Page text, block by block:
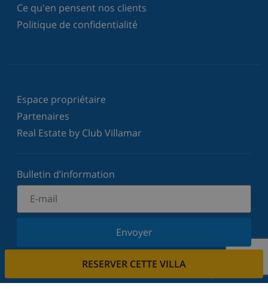
RESERVER CETTE VILLA
Ce qu'en pensent nos clients
Politique de confidentialité
Espace propriétaire
Partenaires
Real Estate by Club Villamar
Bulletin d’information
Envoyer
Inscrivez-vous à notre newsletter et restez informé